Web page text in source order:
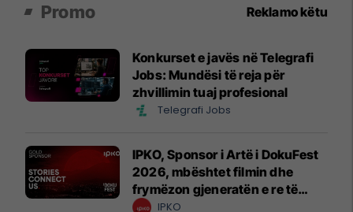
Promo Reklamo këtu
Konkurset e javës në Telegrafi
Jobs: Mundësi të reja për
zhvillimin tuaj profesional
Telegrafi Jobs
IPKO, Sponsor i Artë i DokuFest
2026, mbështet filmin dhe
frymëzon gjeneratën e re të
krijuesve
IPKO